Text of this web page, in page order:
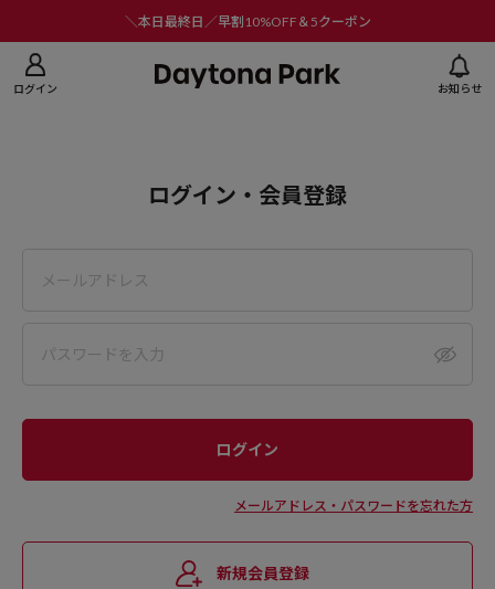
＼本日最終日／早割10%OFF＆5クーポン
ログイン お知らせ
ログイン・会員登録
メールアドレス・パスワードを忘れた方
新規会員登録